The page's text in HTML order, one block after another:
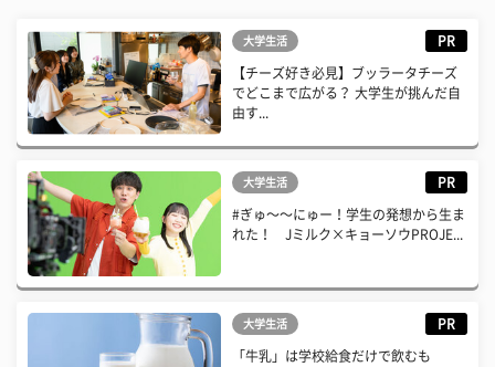
大学生活 PR
【チーズ好き必見】ブッラータチーズ
でどこまで広がる？ 大学生が挑んだ自
由す...
大学生活 PR
#ぎゅ〜〜にゅー！学生の発想から生ま
れた！ Jミルク×キョーソウPROJE...
大学生活 PR
「牛乳」は学校給食だけで飲むも